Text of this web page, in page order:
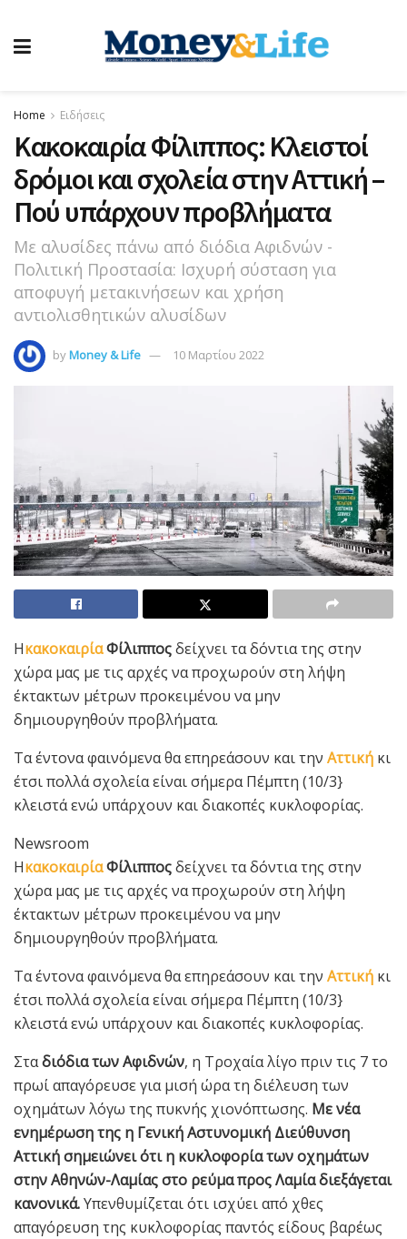
Home Ειδήσεις
Κακοκαιρία Φίλιππος: Κλειστοί
δρόμοι και σχολεία στην Αττική –
Πού υπάρχουν προβλήματα
Με αλυσίδες πάνω από διόδια Αφιδνών -
Πολιτική Προστασία: Ισχυρή σύσταση για
αποφυγή μετακινήσεων και χρήση
αντιολισθητικών αλυσίδων
byMoney & Life 10 Μαρτίου 2022
ΗκακοκαιρίαΦίλιπποςδείχνει τα δόντια της στην
χώρα μας με τις αρχές να προχωρούν στη λήψη
έκτακτων μέτρων προκειμένου να μην
δημιουργηθούν προβλήματα.
Τα έντονα φαινόμενα θα επηρεάσουν και την Αττική κι
έτσι πολλά σχολεία είναι σήμερα Πέμπτη (10/3}
κλειστά ενώ υπάρχουν και διακοπές κυκλοφορίας.
Newsroom
ΗκακοκαιρίαΦίλιπποςδείχνει τα δόντια της στην
χώρα μας με τις αρχές να προχωρούν στη λήψη
έκτακτων μέτρων προκειμένου να μην
δημιουργηθούν προβλήματα.
Τα έντονα φαινόμενα θα επηρεάσουν και την Αττική κι
έτσι πολλά σχολεία είναι σήμερα Πέμπτη (10/3}
κλειστά ενώ υπάρχουν και διακοπές κυκλοφορίας.
Σταδιόδια των Αφιδνών, η Τροχαία λίγο πριν τις 7 το
πρωί απαγόρευσε για μισή ώρα τη διέλευση των
οχημάτων λόγω της πυκνής χιονόπτωσης. Με νέα
ενημέρωση της η Γενική Αστυνομική Διεύθυνση
Αττική σημειώνει ότι η κυκλοφορία των οχημάτων
στην Αθηνών-Λαμίας στο ρεύμα προς Λαμία διεξάγεται
κανονικά.Υπενθυμίζεται ότι ισχύει από χθες
απαγόρευση της κυκλοφορίας παντός είδους βαρέως